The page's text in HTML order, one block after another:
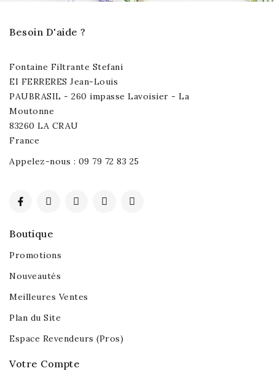
Besoin D'aide ?
Fontaine Filtrante Stefani
EI FERRERES Jean-Louis
PAUBRASIL - 260 impasse Lavoisier - La
Moutonne
83260 LA CRAU
France
Appelez-nous : 09 79 72 83 25
Boutique
Promotions
Nouveautés
Meilleures Ventes
Plan du Site
Espace Revendeurs (Pros)
Votre Compte